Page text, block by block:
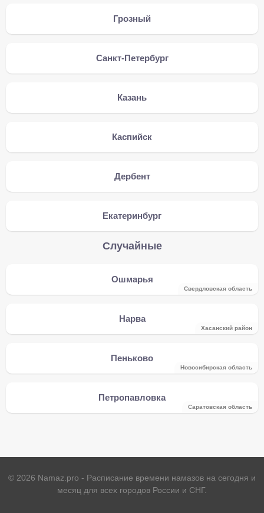
Грозный
Санкт-Петербург
Казань
Каспийск
Дербент
Екатеринбург
Случайные
Ошмарья
Свердловская область
Нарва
Хасанский район
Пеньково
Новосибирская область
Петропавловка
Саратовская область
© 2026 Namaz.pro - Расписание времени намазов на сегодня и
месяц для всех городов России и СНГ.